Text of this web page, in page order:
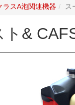
ラスA泡関連機器 ス
&